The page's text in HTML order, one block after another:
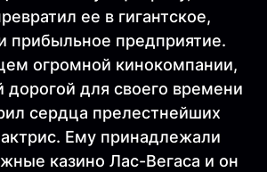
ее в гигантское,
прибыльное предприятие.
огромной кинокомпании,
дорогой для своего времени
сердца прелестнейших
актрис. Ему принадлежали
казино Лас-Вегаса и он